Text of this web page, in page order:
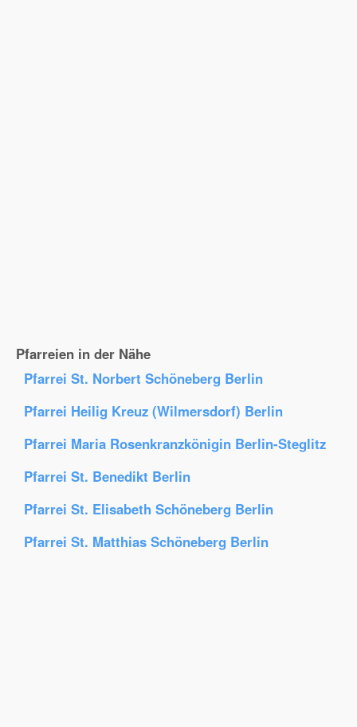
Pfarreien in der Nähe
Pfarrei St. Norbert Schöneberg Berlin
Pfarrei Heilig Kreuz (Wilmersdorf) Berlin
Pfarrei Maria Rosenkranzkönigin Berlin-Steglitz
Pfarrei St. Benedikt Berlin
Pfarrei St. Elisabeth Schöneberg Berlin
Pfarrei St. Matthias Schöneberg Berlin